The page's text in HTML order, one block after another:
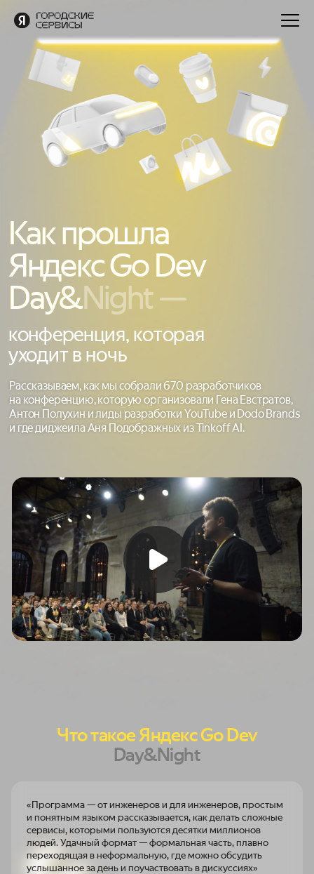
Как прошла
Яндекс Go Dev
Day&Night —
конференция, которая
уходит в ночь
Рассказываем, как мы собрали 670 разработчиков
на конференцию, которую организовали Гена Евстратов,
Антон Полухин и лиды разработки YouTube и Dodo Brands
и где диджеила Аня Подображных из Tinkoff AI.
Что такое Яндекс Go Dev
Day&Night
«Программа — от инженеров и для инженеров, простым
и понятным языком рассказывается, как делать сложные
сервисы, которыми пользуются десятки миллионов
людей. Удачный формат — формальная часть, плавно
переходящая в неформальную, где можно обсудить
услышанное за день и поучаствовать в дискуссиях»